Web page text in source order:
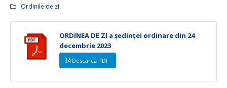
Ordinile de zi
ORDINEA DE ZI a ședinței ordinare din 24
decembrie 2023
Descarcă PDF